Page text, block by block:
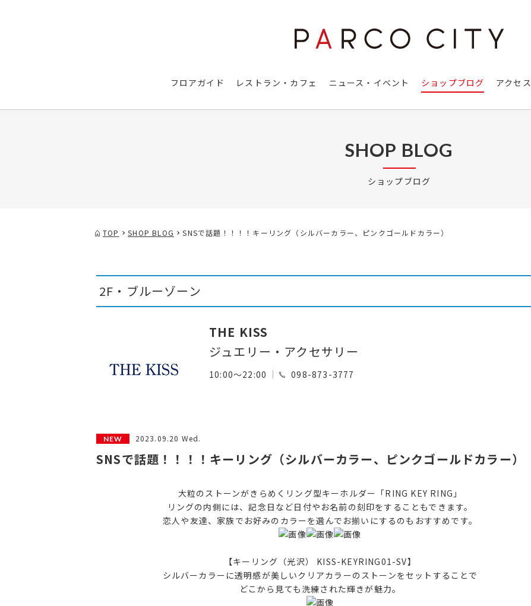
フロアガイド レストラン・カフェ ニュース・イベント ショップブログ アクセス
SHOP BLOG
ショップブログ
TOP SHOP BLOG SNSで話題！！！！キーリング（シルバーカラー、ピンクゴールドカラー）
2F・ブルーゾーン
THE KISS
ジュエリー・アクセサリー
10:00～22:00 098-873-3777
2023.09.20 Wed.
SNSで話題！！！！キーリング（シルバーカラー、ピンクゴールドカラー）
大粒のストーンがきらめくリング型キーホルダー「RING KEY RING」
リングの内側には、記念日など日付やお名前の刻印をすることもできます。
恋人や友達、家族でお好みのカラーを選んでお揃いにするのもおすすめです。
【キーリング（光沢） KISS-KEYRING01-SV】
シルバーカラーに透明感が美しいクリアカラーのストーンをセットすることで
どこから見ても洗練された輝きが魅力。